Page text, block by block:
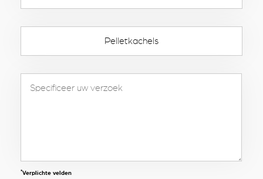
Pelletkachels
*Verplichte velden